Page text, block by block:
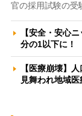
官の採用試験の受
【安全・安心
分の1以下に
【医療崩壊】
見舞われ地域